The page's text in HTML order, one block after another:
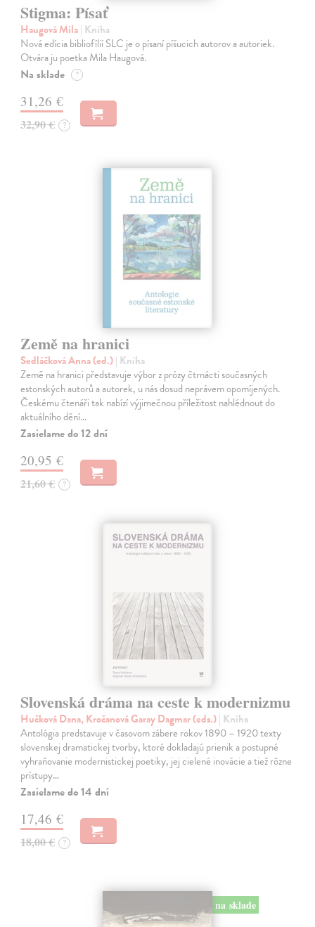
Stigma: Písať
Haugová Mila| Kniha
Nová edícia bibliofílií SLC je o písaní píšucich autorov a autoriek.
Otvára ju poetka Mila Haugová.
Na sklade ?
31,26 €
32,90 € ?
Země na hranici
Sedláčková Anna (ed.)| Kniha
Země na hranici představuje výbor z prózy čtrnácti současných
estonských autorů a autorek, u nás dosud neprávem opomíjených.
Českému čtenáři tak nabízí výjimečnou příležitost nahlédnout do
aktuálního dění…
Zasielame do 12 dní
20,95 €
21,60 € ?
Slovenská dráma na ceste k modernizmu
Hučková Dana, Kročanová Garay Dagmar (eds.)| Kniha
Antológia predstavuje v časovom zábere rokov 1890 – 1920 texty
slovenskej dramatickej tvorby, ktoré dokladajú prienik a postupné
vyhraňovanie modernistickej poetiky, jej cielené inovácie a tiež rôzne
prístupy…
Zasielame do 14 dní
17,46 €
18,00 € ?
na sklade